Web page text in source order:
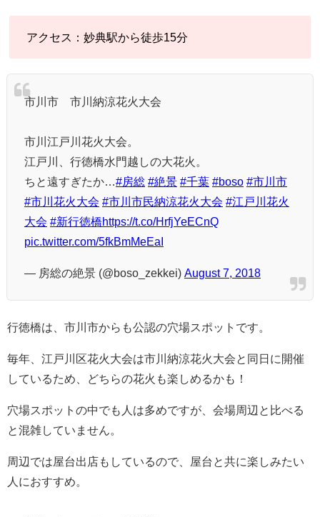
アクセス：妙典駅から徒歩15分
市川市 市川納涼花火大会
市川江戸川花火大会。
江戸川、行徳橋水門越しの大花火。
ちと遠すぎたか… #房総 #絶景 #千葉 #boso #市川市
#市川花火大会 #市川市民納涼花火大会 #江戸川花火
大会 #新行徳橋https://t.co/HrfjYeECnQ
pic.twitter.com/5fkBmMeEaI
— 房総の絶景 (@boso_zekkei) August 7, 2018
行徳橋は、市川市からも公認の穴場スポットです。
毎年、江戸川区花火大会は市川納涼花火大会と同日に開催
しているため、どちらの花火も楽しめるかも！
穴場スポットの中でも人は多めですが、会場周辺と比べる
と混雑していません。
周辺では屋台出店もしているので、屋台と共に楽しみたい
人におすすめ。